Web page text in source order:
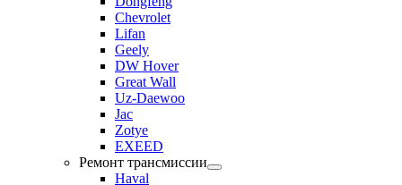
Chevrolet
Lifan
Geely
DW Hover
Great Wall
Uz-Daewoo
Jac
Zotye
EXEED
Ремонт трансмиссии
Haval